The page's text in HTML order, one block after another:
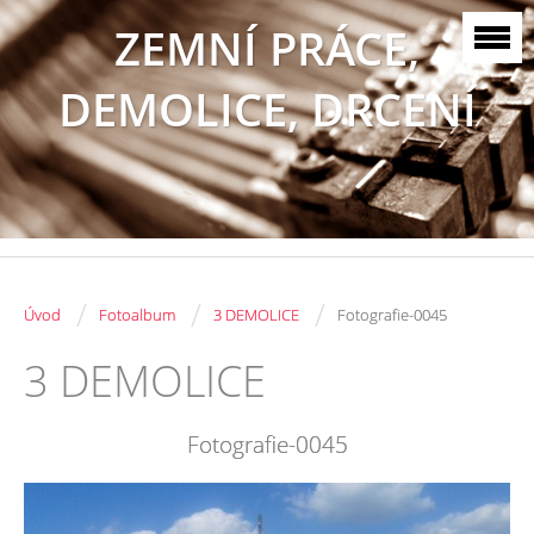
ZEMNÍ PRÁCE,
DEMOLICE, DRCENÍ
Úvod / Fotoalbum / 3 DEMOLICE / Fotografie-0045
3 DEMOLICE
Fotografie-0045